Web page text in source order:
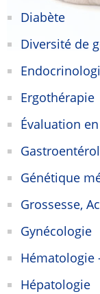
Diabète
Diversité de
Ergothérapie
Évaluation
Génétique
Grossesse,
Gynécologie
Hématologie
Hépatologie